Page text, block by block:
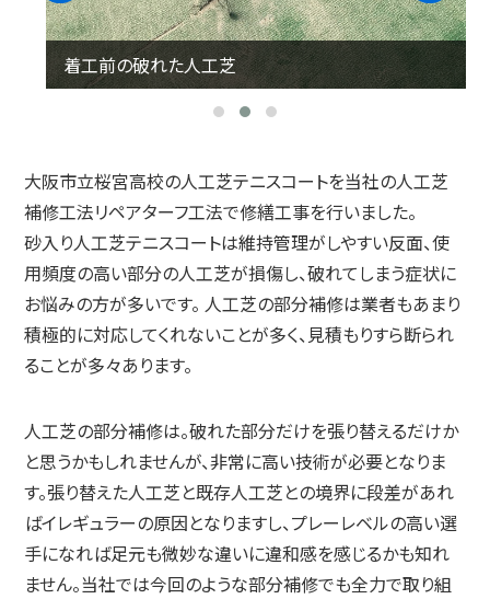
着工前の破れた人工芝
大阪市立桜宮高校の人工芝テニスコートを当社の人工芝
補修工法リペアターフ工法で修繕工事を行いました。
砂入り人工芝テニスコートは維持管理がしやすい反面、使
用頻度の高い部分の人工芝が損傷し、破れてしまう症状に
お悩みの方が多いです。 人工芝の部分補修は業者もあまり
積極的に対応してくれないことが多く、見積もりすら断られ
ることが多々あります。
人工芝の部分補修は。破れた部分だけを張り替えるだけか
と思うかもしれませんが、非常に高い技術が必要となりま
す。張り替えた人工芝と既存人工芝との境界に段差があれ
ばイレギュラーの原因となりますし、プレーレベルの高い選
手になれば足元も微妙な違いに違和感を感じるかも知れ
ません。当社では今回のような部分補修でも全力で取り組